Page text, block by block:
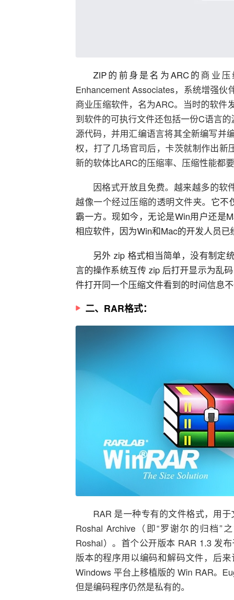
ZIP的前身是名为ARC的商业压
Enhancement Associates，系统增强
商业压缩软件，名为ARC。当时的软件
到软件的可执行文件还包括一份C语言
源代码，并用汇编语言将其全新编写并
权，打了几场官司后，卡茨就制作出新
新的软体比ARC的压缩率、压缩性能都
因格式开放且免费。越来越多的软
越像一个经过压缩的透明文件夹。 它不
霸一方。现如今，无论是Win用户还是
相应软件，因为Win和Mac的开发人员已
另外 zip 格式相当简单，没有制定
言的操作系统互传 zip 后打开显示为乱
件打开同一个压缩文件看到的时间信息不
二、RAR格式：
RAR 是一种专有的文件格式，用
Roshal Archive（即“罗谢尔的归档”
Roshal）。首个公开版本 RAR 1.3 发
版本的程序用以编码和解码文件，后
Windows 平台上移植版的 Win RAR。
但是编码程序仍然是私有的。